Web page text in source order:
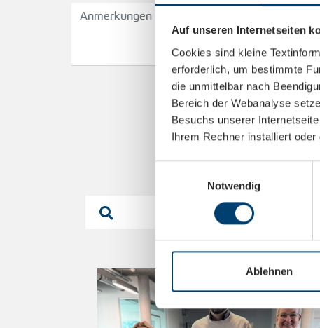
Auf unseren Internetseiten
Cookies sind kleine
erforderlich, um bestimmte
die unmittelbar nach
Bereich der Webanalyse
Besuchs unserer
Ihrem Rechner installiert oder
Notwendig
Ablehnen